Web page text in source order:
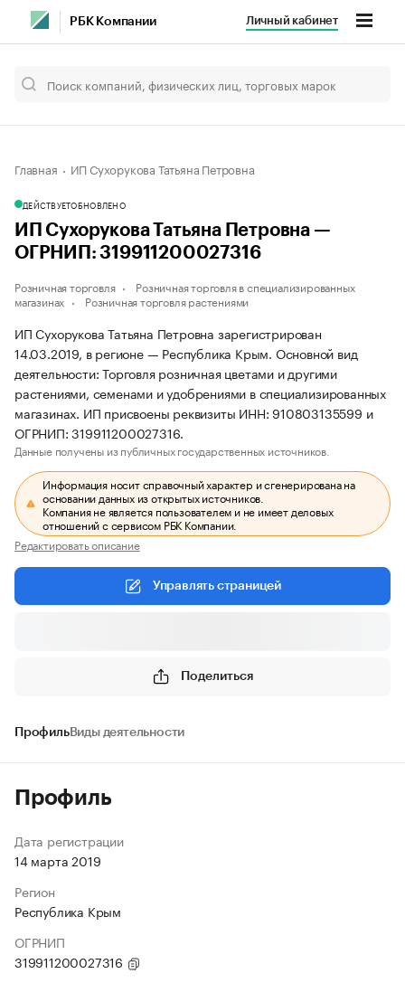
РБК Компании Личный кабинет
Главная ИП Сухорукова Татьяна Петровна
ДЕЙСТВУЕТОБНОВЛЕНО
ИП Сухорукова Татьяна Петровна —
ОГРНИП: 319911200027316
Розничная торговля
Розничная торговля в специализированных
магазинах
Розничная торговля растениями
ИП Сухорукова Татьяна Петровна зарегистрирован
14.03.2019, в регионе — Республика Крым. Основной вид
деятельности: Торговля розничная цветами и другими
растениями, семенами и удобрениями в специализированных
магазинах. ИП присвоены реквизиты ИНН: 910803135599 и
ОГРНИП: 319911200027316.
Данные получены из публичных государственных источников.
Информация носит справочный характер и сгенерирована на
основании данных из открытых источников.
Компания не является пользователем и не имеет деловых
отношений с сервисом РБК Компании.
Редактировать описание
Управлять страницей
Поделиться
ПрофильВиды деятельности
Профиль
Дата регистрации
14 марта 2019
Регион
Республика Крым
ОГРНИП
319911200027316